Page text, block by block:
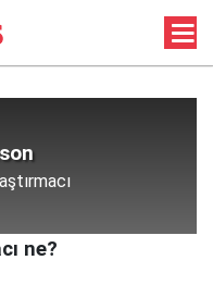
ne?